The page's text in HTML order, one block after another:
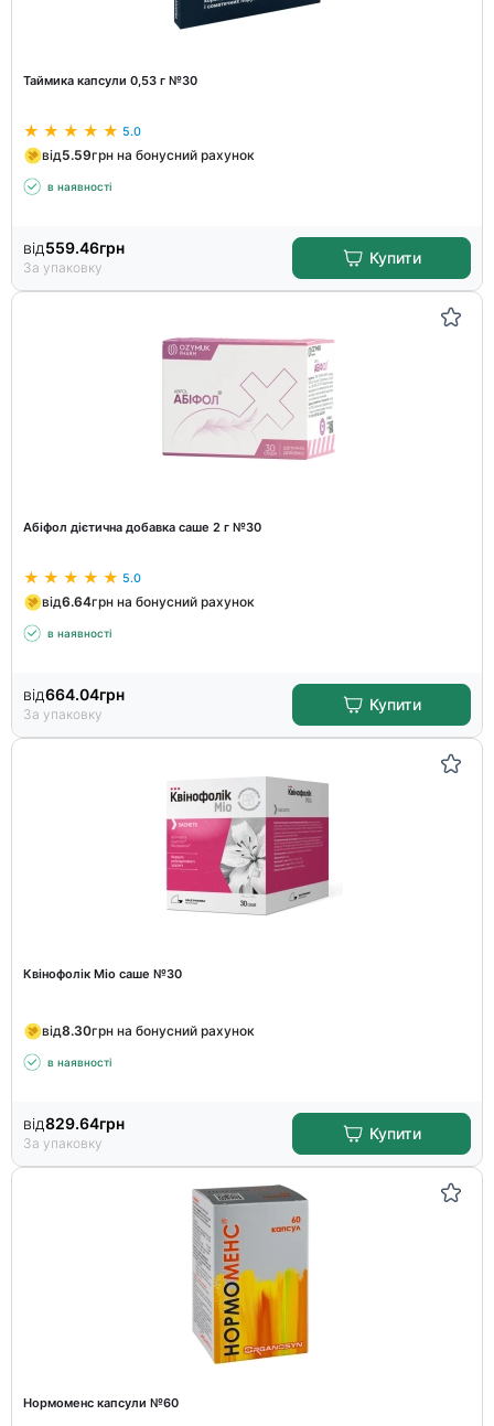
Таймика капсули 0,53 г №30
5.0
від5.59грн на бонусний рахунок
в наявності
від559.46грн
За упаковку
Купити
Абіфол дієтична добавка саше 2 г №30
5.0
від6.64грн на бонусний рахунок
в наявності
від664.04грн
За упаковку
Купити
Квінофолік Міо саше №30
від8.30грн на бонусний рахунок
в наявності
від829.64грн
За упаковку
Купити
Нормоменс капсули №60